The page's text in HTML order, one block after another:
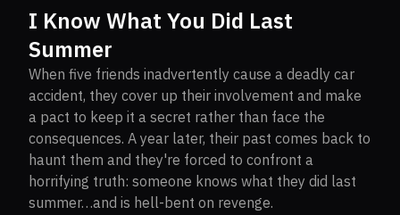
I Know What You Did Last
Summer
When five friends inadvertently cause a deadly car
accident, they cover up their involvement and make
a pact to keep it a secret rather than face the
consequences. A year later, their past comes back to
haunt them and they're forced to confront a
horrifying truth: someone knows what they did last
summer…and is hell-bent on revenge.